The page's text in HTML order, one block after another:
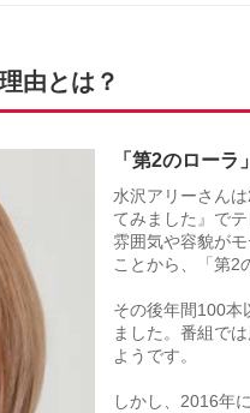
由とは？
「第2のローラ
水沢アリーさん
てみました』で
雰囲気や容貌が
ことから、「第2
その後年間100本
ました。番組で
ようです。
しかし、2016年